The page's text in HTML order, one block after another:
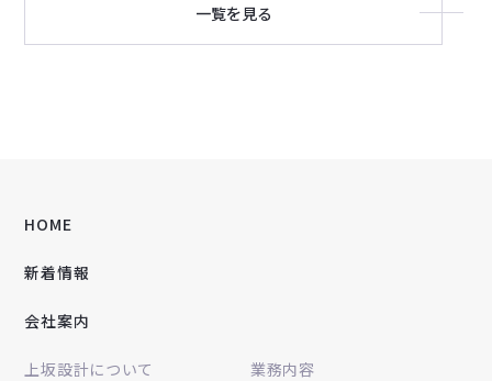
一覧を見る
HOME
新着情報
会社案内
上坂設計について
業務内容